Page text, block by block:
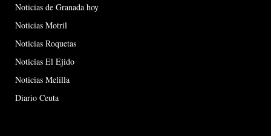
Noticias de Granada hoy
Noticias Motril
Noticias Roquetas
Noticias El Ejido
Noticias Melilla
Diario Ceuta